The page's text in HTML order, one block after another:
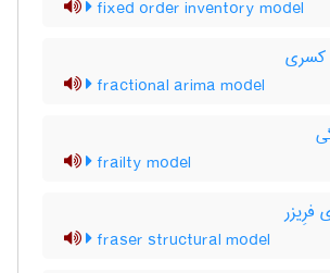
fixed order inventory model
کسری
fractional arima model
frailty model
فرِیزر
fraser structural model